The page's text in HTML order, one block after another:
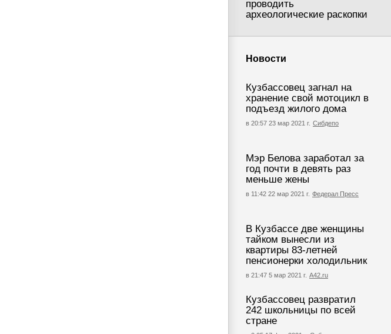
проводить
археологические раскопки
Новости
Кузбассовец загнал на
хранение свой мотоцикл в
подъезд жилого дома
в 20:57 23 мар 2021 г. Сибдепо
Мэр Белова заработал за
год почти в девять раз
меньше жены
в 11:42 22 мар 2021 г. Федерал Пресс
В Кузбассе две женщины
тайком вынесли из
квартиры 83-летней
пенсионерки холодильник
в 21:47 5 мар 2021 г. А42.ru
Кузбассовец развратил
242 школьницы по всей
стране